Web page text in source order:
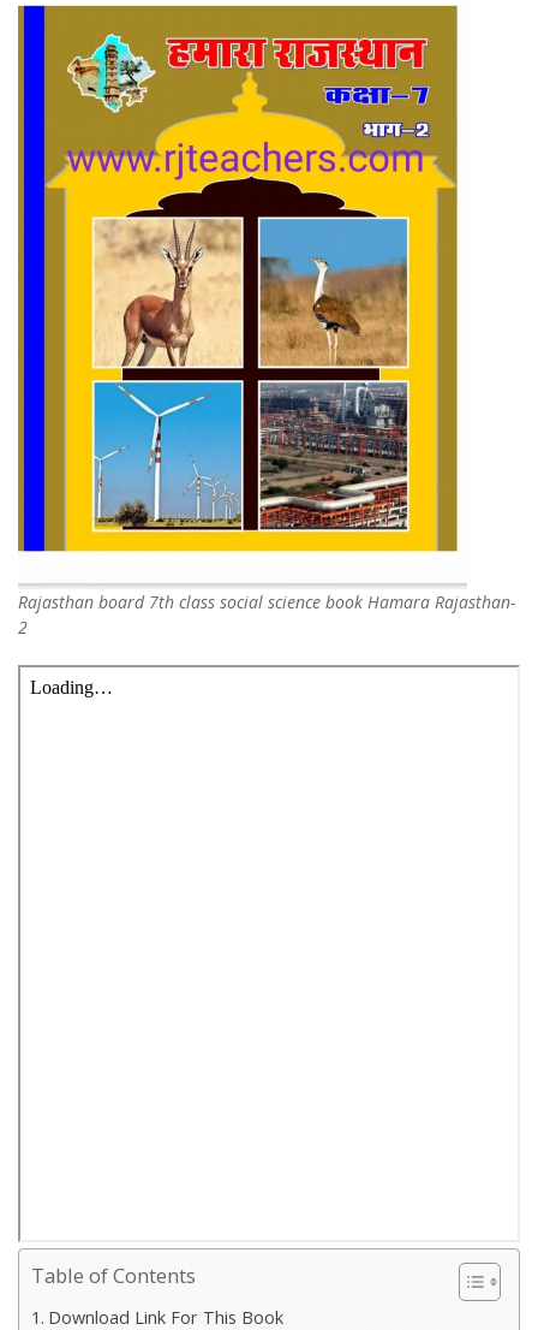
Rajasthan board 7th class social science book Hamara Rajasthan-
2
Table of Contents
Download Link For This Book